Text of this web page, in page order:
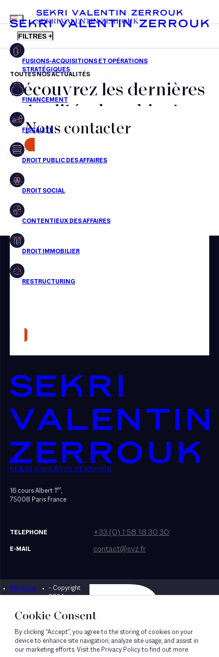
FR EN
MENU
SEKRI VALENTIN ZERROUK
FILTRES +
Fusions-acquisitions et opérations stratégiques
Financement
Fiscalité
Droit public des affaires
Droit social
Droit immobilier
Restructuring
Presse
TOUTES NOS ACTUALITÉS
Découvrez les dernières
actualités du cabinet,
nos récompenses et nos
transactions, jour après
jour
Aucun résultats pour cette recherche
Nous contacter
SEKRI VALENTIN ZERROUK
16 cours Albert 1er,
75008 Paris France
TELEPHONE +33 (0) 1 58 18 30 30
E-MAIL contact@svz.fr
Mentions
légales
- Copyright
2024
Designed by Bonhomme
Cookie Consent
By clicking “Accept”, you agree to the storing of cookies on your
device to enhance site navigation, analyze site usage, and assist in
our marketing efforts. Visit the Privacy Policy to find out more.